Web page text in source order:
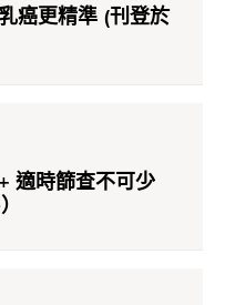
癌更精準 (刊登於
適時篩查不可少